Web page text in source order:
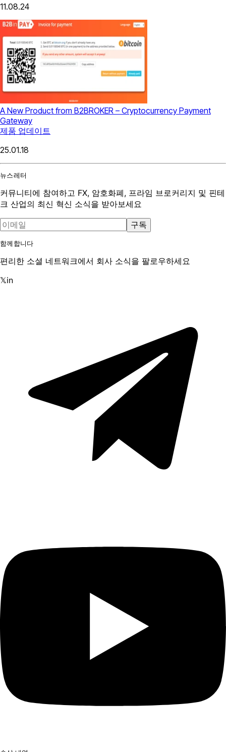
11.08.24
A New Product from B2BROKER – Cryptocurrency Payment
Gateway
제품 업데이트
25.01.18
뉴스레터
커뮤니티에 참여하고 FX, 암호화폐, 프라임 브로커리지 및 핀테
크 산업의 최신 혁신 소식을 받아보세요
구독
함께합니다
편리한 소셜 네트워크에서 회사 소식을 팔로우하세요
𝕏in